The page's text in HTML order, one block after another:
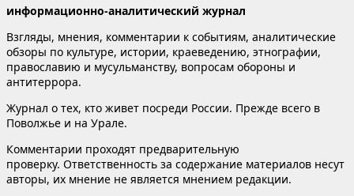
информационно-аналитический журнал
Взгляды, мнения, комментарии к событиям, аналитические
обзоры по культуре, истории, краеведению, этнографии,
православию и мусульманству, вопросам обороны и
антитеррора.
Журнал о тех, кто живет посреди России. Прежде всего в
Поволжье и на Урале.
Комментарии проходят предварительную
проверку. Ответственность за содержание материалов несут
авторы, их мнение не является мнением редакции.